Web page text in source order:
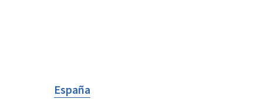
España